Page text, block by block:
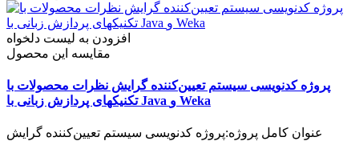
افزودن به لیست دلخواه
مقایسه این محصول
پروژه کدنویسی سیستم تعیین‌کننده گرایش نظرات محصولات با
تکنیکهای پردازش زبانی با Java و Weka
عنوان کامل پروژه:پروژه کدنویسی سیستم تعیین‌کننده گرایش